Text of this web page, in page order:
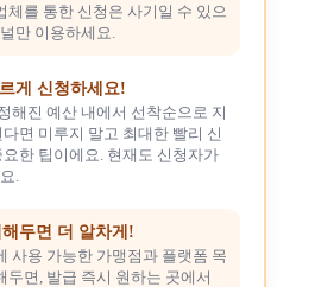
체를 통한 신청은 사기일 수 있으
만 이용하세요.
게 신청하세요!
해진 예산 내에서 선착순으로 지
면 미루지 말고 최대한 빨리 신
한 팁이에요. 현재도 신청자가
.
두면 더 알차게!
사용 가능한 가맹점과 플랫폼 목
두면, 발급 즉시 원하는 곳에서